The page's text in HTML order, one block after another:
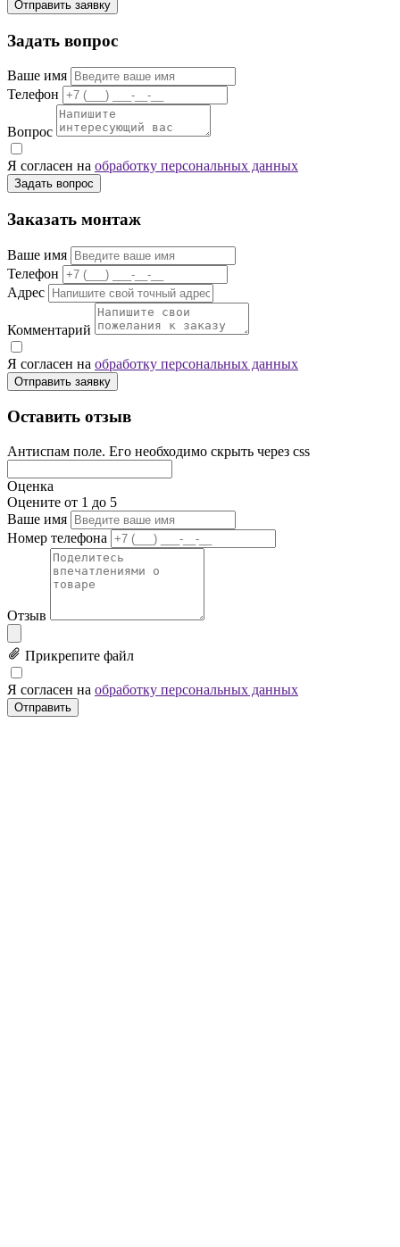
Отправить заявку
Задать вопрос
Ваше имя
Телефон
Вопрос
Я согласен на обработку персональных данных
Задать вопрос
Заказать монтаж
Ваше имя
Телефон
Адрес
Комментарий
Я согласен на обработку персональных данных
Отправить заявку
Оставить отзыв
Антиспам поле. Его необходимо скрыть через css
Оценка
Оцените от 1 до 5
Ваше имя
Номер телефона
Отзыв
Прикрепите файл
Я согласен на обработку персональных данных